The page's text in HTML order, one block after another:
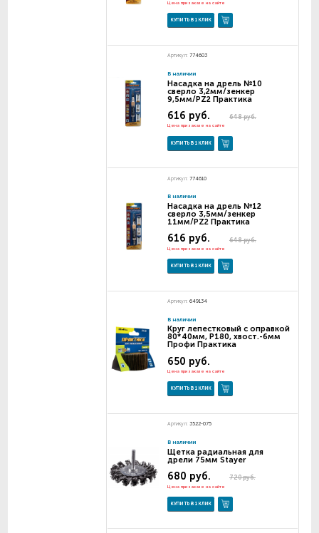
Цена при заказе на сайте
КУПИТЬ В 1 КЛИК
Артикул: 774603
В наличии
Насадка на дрель №10
сверло 3,2мм/зенкер
9,5мм/PZ2 Практика
648 руб.
616 руб.
Цена при заказе на сайте
КУПИТЬ В 1 КЛИК
Артикул: 774610
В наличии
Насадка на дрель №12
сверло 3,5мм/зенкер
11мм/PZ2 Практика
648 руб.
616 руб.
Цена при заказе на сайте
КУПИТЬ В 1 КЛИК
Артикул: 649134
В наличии
Круг лепестковый с оправкой
80*40мм, P180, хвост.-6мм
Профи Практика
650 руб.
Цена при заказе на сайте
КУПИТЬ В 1 КЛИК
Артикул: 3522-075
В наличии
Щетка радиальная для
дрели 75мм Stayer
720 руб.
680 руб.
Цена при заказе на сайте
КУПИТЬ В 1 КЛИК